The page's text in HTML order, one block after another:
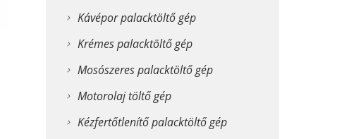
Kávépor palacktöltő gép
Krémes palacktöltő gép
Mosószeres palacktöltő gép
Motorolaj töltő gép
Kézfertőtlenítő palacktöltő gép